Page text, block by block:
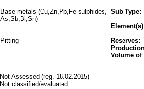
Base metals (Cu,Zn,Pb,Fe sulphides,
As,Sb,Bi,Sn)
Sub Type:
Pitting
Reserves:
Volume of
Not Assessed (reg. 18.02.2015)
Not classified/evaluated